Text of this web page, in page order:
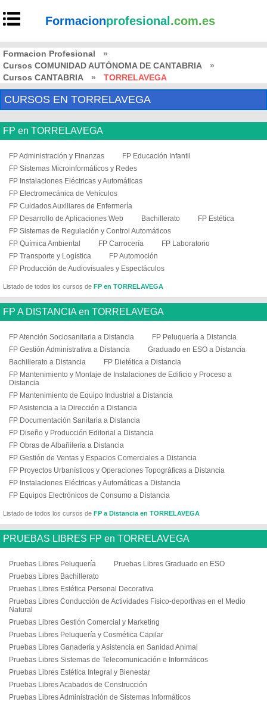
Formacionprofesional .com.es
Formacion Profesional
»
Cursos COMUNIDAD AUTÓNOMA DE CANTABRIA
»
Cursos CANTABRIA
» TORRELAVEGA
CURSOS EN TORRELAVEGA
FP en TORRELAVEGA
FP Administración y Finanzas
FP Educación Infantil
FP Sistemas Microinformáticos y Redes
FP Instalaciones Eléctricas y Automáticas
FP Electromecánica de Vehículos
FP Cuidados Auxiliares de Enfermería
FP Desarrollo de Aplicaciones Web
Bachillerato
FP Estética
FP Sistemas de Regulación y Control Automáticos
FP Química Ambiental
FP Carrocería
FP Laboratorio
FP Transporte y Logística
FP Automoción
FP Producción de Audiovisuales y Espectáculos
Listado de todos los cursos de FP en TORRELAVEGA
FP A DISTANCIA en TORRELAVEGA
FP Atención Sociosanitaria a Distancia
FP Peluquería a Distancia
FP Gestión Administrativa a Distancia
Graduado en ESO a Distancia
Bachillerato a Distancia
FP Dietética a Distancia
FP Mantenimiento y Montaje de Instalaciones de Edificio y Proceso a
Distancia
FP Mantenimiento de Equipo Industrial a Distancia
FP Asistencia a la Dirección a Distancia
FP Documentación Sanitaria a Distancia
FP Diseño y Producción Editorial a Distancia
FP Obras de Albañilería a Distancia
FP Gestión de Ventas y Espacios Comerciales a Distancia
FP Proyectos Urbanísticos y Operaciones Topográficas a Distancia
FP Instalaciones Eléctricas y Automáticas a Distancia
FP Equipos Electrónicos de Consumo a Distancia
Listado de todos los cursos de FP a Distancia en TORRELAVEGA
PRUEBAS LIBRES FP en TORRELAVEGA
Pruebas Libres Peluquería
Pruebas Libres Graduado en ESO
Pruebas Libres Bachillerato
Pruebas Libres Estética Personal Decorativa
Pruebas Libres Conducción de Actividades Físico-deportivas en el Medio
Natural
Pruebas Libres Gestión Comercial y Marketing
Pruebas Libres Peluquería y Cosmética Capilar
Pruebas Libres Ganadería y Asistencia en Sanidad Animal
Pruebas Libres Sistemas de Telecomunicación e Informáticos
Pruebas Libres Estética Integral y Bienestar
Pruebas Libres Acabados de Construcción
Pruebas Libres Administración de Sistemas Informáticos